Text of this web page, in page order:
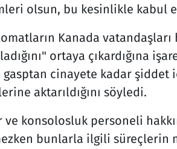
olsun, bu kesinlikle kabul
Kanada vatandaşları
ortaya çıkardığına
cinayete kadar şiddet
aktarıldığını söyledi.
konsolosluk personeli
bunlarla ilgili süreçlerin